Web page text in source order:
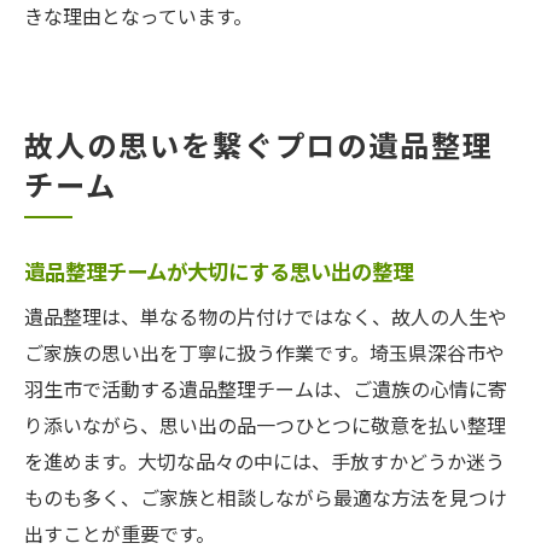
きな理由となっています。
故人の思いを繋ぐプロの遺品整理
チーム
遺品整理チームが大切にする思い出の整理
遺品整理は、単なる物の片付けではなく、故人の人生や
ご家族の思い出を丁寧に扱う作業です。埼玉県深谷市や
羽生市で活動する遺品整理チームは、ご遺族の心情に寄
り添いながら、思い出の品一つひとつに敬意を払い整理
を進めます。大切な品々の中には、手放すかどうか迷う
ものも多く、ご家族と相談しながら最適な方法を見つけ
出すことが重要です。